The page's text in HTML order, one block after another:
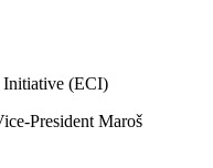
Initiative (ECI)
President Maroš